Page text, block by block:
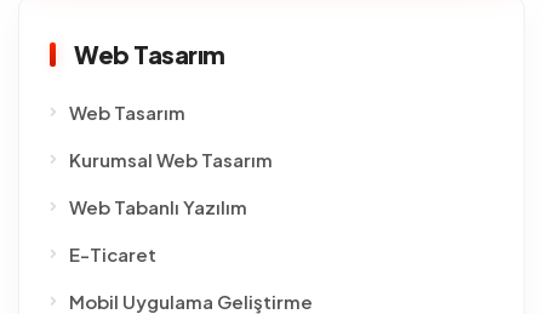
Web Tasarım
Web Tasarım
Kurumsal Web Tasarım
Web Tabanlı Yazılım
E-Ticaret
Mobil Uygulama Geliştirme